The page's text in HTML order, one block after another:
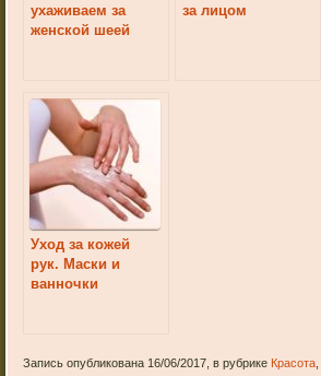
ухаживаем за
женской шеей
за лицом
Уход за кожей
рук. Маски и
ванночки
Запись опубликована 16/06/2017, в рубрике Красота